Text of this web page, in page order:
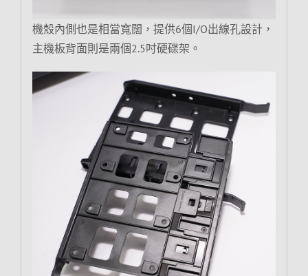
機殼內側也是相當寬闊，提供6個I/O出線孔設計，
主機板背面則是兩個2.5吋硬碟架。